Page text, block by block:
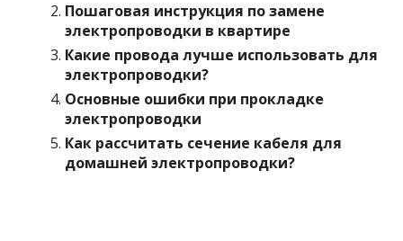
Пошаговая инструкция по замене
электропроводки в квартире
Какие провода лучше использовать для
электропроводки?
Основные ошибки при прокладке
электропроводки
Как рассчитать сечение кабеля для
домашней электропроводки?